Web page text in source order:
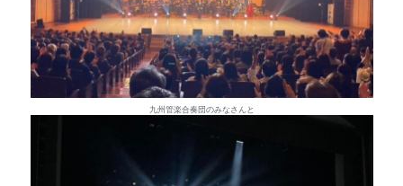
九州管楽合奏団のみなさんと